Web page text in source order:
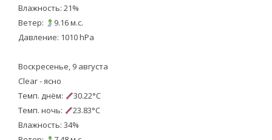
Влажность: 21%
Ветер:
9.16 м.с.
Давление: 1010 hPa
Воскресенье, 9 августа
Clear - ясно
Темп. днём:
30.22°C
Темп. ночь:
23.83°C
Влажность: 34%